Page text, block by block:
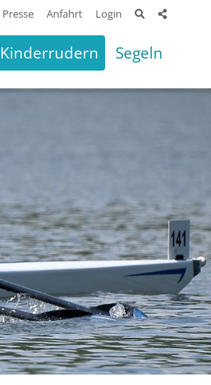
Presse Anfahrt Login
Kinderrudern Segeln